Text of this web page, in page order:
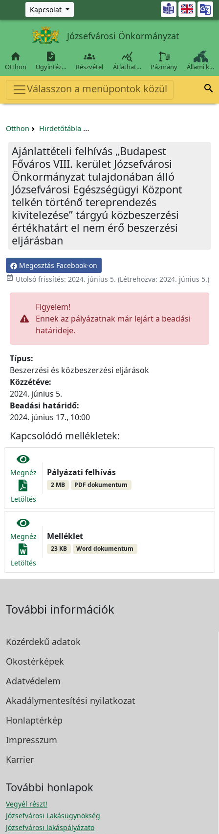
Ugrás a fő tartalomra
Kapcsolat 
Józsefvárosi Önkormányzat

Otthon

Ügyintéz…

Részvétel

Átláthat… Pázmány Állami k…
Válasszon a menüpontok közül 
Otthon Hirdetőtábla
Ajánlattételi felhívás „Budapest
Főváros VIII. kerület Józsefvárosi
Önkormányzat tulajdonában álló
Józsefvárosi Egészségügyi Központ
telkén történő tereprendezés
kivitelezése” tárgyú közbeszerzési
értékhatárt el nem érő beszerzési
eljárásban
Megosztás Facebook-on
 Utolsó frissítés: 2024. június 5. (Létrehozva: 2024. június 5.)
Figyelem!
Ennek az pályázatnak már lejárt a beadási
határideje.
Típus:
Beszerzési és közbeszerzési eljárások
Közzétéve:
2024. június 5.
Beadási határidő:
2024. június 17., 10:00
Kapcsolódó mellékletek:
Megnéz
Letöltés
Pályázati felhívás
2 MB PDF dokumentum
Megnéz
Letöltés
Melléklet
23 KB Word dokumentum
További információk
Közérdekű adatok
Okostérképek
Adatvédelem
Akadálymentesítési nyilatkozat
Honlaptérkép
Impresszum
Karrier
További honlapok
Vegyél részt!
Józsefvárosi Lakásügynökség
Józsefvárosi lakáspályázato